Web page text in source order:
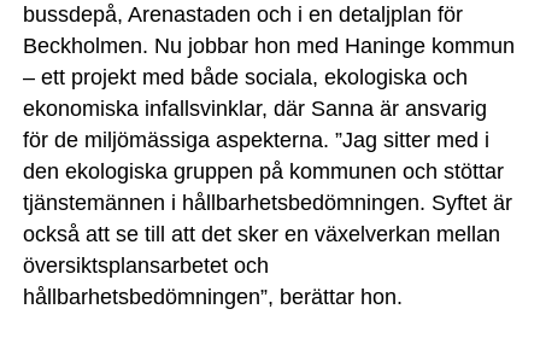
bussdepå, Arenastaden och i en detaljplan för
Beckholmen. Nu jobbar hon med Haninge kommun
– ett projekt med både sociala, ekologiska och
ekonomiska infallsvinklar, där Sanna är ansvarig
för de miljömässiga aspekterna. ”Jag sitter med i
den ekologiska gruppen på kommunen och stöttar
tjänstemännen i hållbarhetsbedömningen. Syftet är
också att se till att det sker en växelverkan mellan
översiktsplansarbetet och
hållbarhetsbedömningen”, berättar hon.